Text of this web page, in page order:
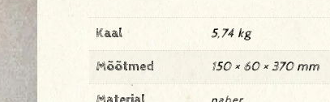
Kaal 5,74 kg
Mõõtmed 150 × 60 × 370 mm